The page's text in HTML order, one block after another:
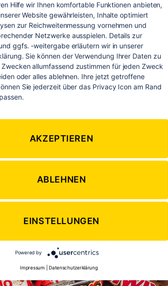
Gastgeschenken sind Süßigkeiten, vor
nicht oder nur schwer zu finden sind.
Ritter Sport, Haribo oder auch
nicht nur bei den Kids, sondern
an und verschafft dir schonmal ein
dich auch umschauen, was besonders
ist, wie z.B. Mozartkugeln in Wien.
Hilfe wir Ihnen komfortable Funktionen anbieten,
Website gewährleisten, Inhalte optimiert
zur Reichweitenmessung vornehmen und
Netzwerke ausspielen. Details zur
ggfs. -weitergabe erläutern wir in unserer
Sie können der Verwendung Ihrer Daten zu
allumfassend zustimmen für jeden Zweck
oder alles ablehnen. Ihre jetzt getroffene
Sie jederzeit über das Privacy Icon am Rand
AKZEPTIEREN
ABLEHNEN
EINSTELLUNGEN
Powered by
Impressum Datenschutzerklärung